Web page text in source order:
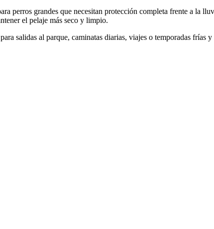
perros grandes que necesitan protección completa frente a la
el pelaje más seco y limpio.
salidas al parque, caminatas diarias, viajes o temporadas